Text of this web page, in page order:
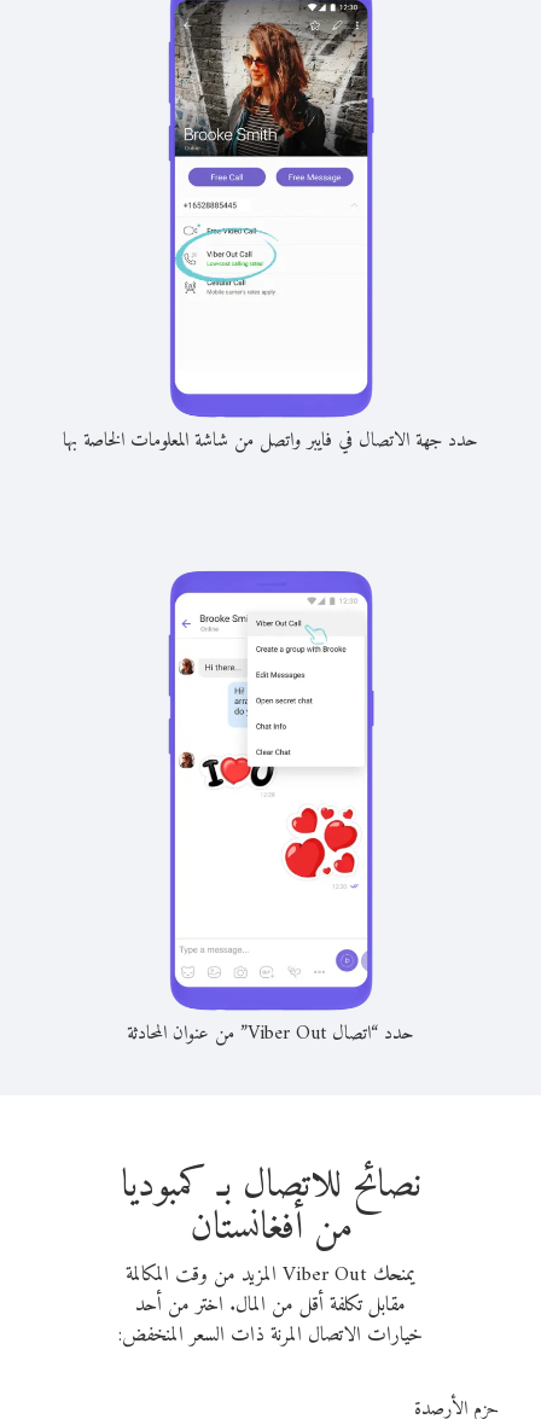
حدد جهة الاتصال في فايبر واتصل من شاشة المعلومات الخاصة بها
حدد “اتصال Viber Out” من عنوان المحادثة
نصائح للاتصال بـ كمبوديا
من أفغانستان
يمنحك Viber Out المزيد من وقت المكالمة
مقابل تكلفة أقل من المال. اختر من أحد
خيارات الاتصال المرنة ذات السعر المنخفض:
حزم الأرصدة